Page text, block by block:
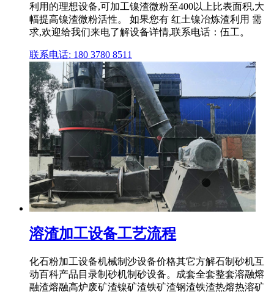
利用的理想设备,可加工镍渣微粉至400以上比表面积,大
幅提高镍渣微粉活性。 如果您有 红土镍冶炼渣利用 需
求,欢迎给我们来电了解设备详情,联系电话：伍工。
联系电话: 180 3780 8511
溶渣加工设备工艺流程
化石粉加工设备机械制沙设备价格其它方解石制砂机互
动百科产品目录制砂机制砂设备。成套全套整套溶融熔
融渣熔融高炉废矿渣镍矿渣铁矿渣钢渣铁渣热熔热溶矿